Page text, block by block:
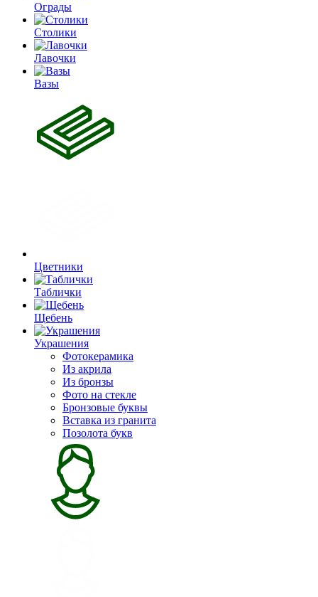
Ограды
Столики
Лавочки
Вазы
Цветники
Таблички
Щебень
Украшения
Фотокерамика
Из акрила
Из бронзы
Фото на стекле
Бронзовые буквы
Вставка из гранита
Позолота букв